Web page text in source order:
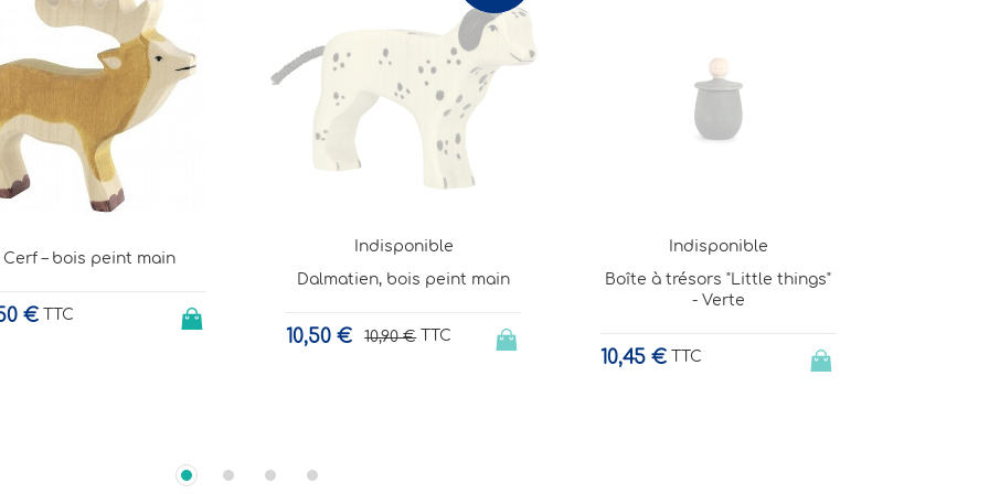
Indisponible
Boîte à trésors "Little things"
Indisponible
Marionnettes à doigts en
feutre - Ferme
29,00 € TTC